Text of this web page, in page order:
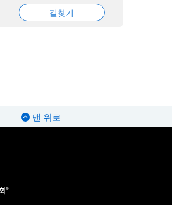
길찾기
맨 위로